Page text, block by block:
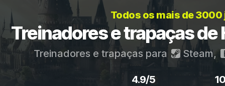
Todos os mais de
Treinadores e trapaças
Treinadores e trapaças para Steam,
4.9/5